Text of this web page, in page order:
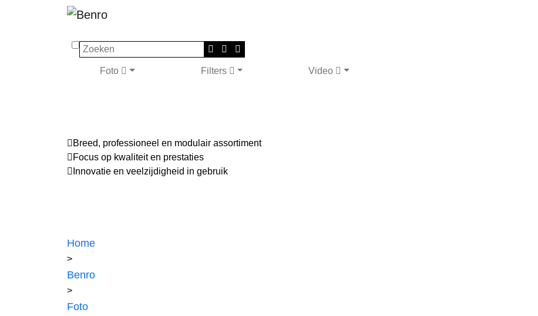
Zoeken
Foto Filters Video
Breed, professioneel en modulair assortiment
Focus op kwaliteit en prestaties
Innovatie en veelzijdigheid in gebruik
Home
>
Benro
>
Foto